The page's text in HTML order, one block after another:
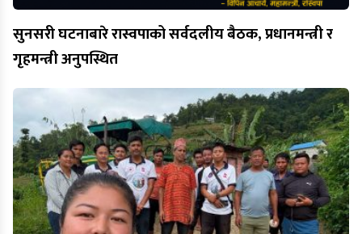
सुनसरी घटनाबारे रास्वपाको सर्वदलीय बैठक, प्रधानमन्त्री र
गृहमन्त्री अनुपस्थित